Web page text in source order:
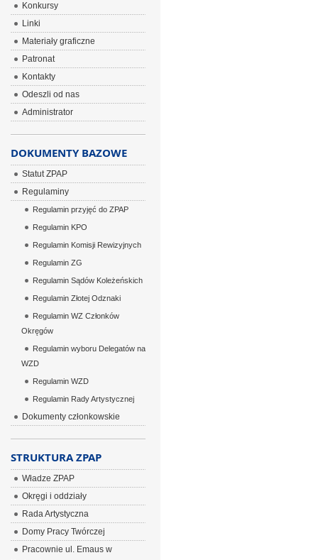
Konkursy
Linki
Materiały graficzne
Patronat
Kontakty
Odeszli od nas
Administrator
DOKUMENTY BAZOWE
Statut ZPAP
Regulaminy
Regulamin przyjęć do ZPAP
Regulamin KPO
Regulamin Komisji Rewizyjnych
Regulamin ZG
Regulamin Sądów Koleżeńskich
Regulamin Złotej Odznaki
Regulamin WZ Członków
Okręgów
Regulamin wyboru Delegatów na
WZD
Regulamin WZD
Regulamin Rady Artystycznej
Dokumenty członkowskie
STRUKTURA ZPAP
Władze ZPAP
Okręgi i oddziały
Rada Artystyczna
Domy Pracy Twórczej
Pracownie ul. Emaus w